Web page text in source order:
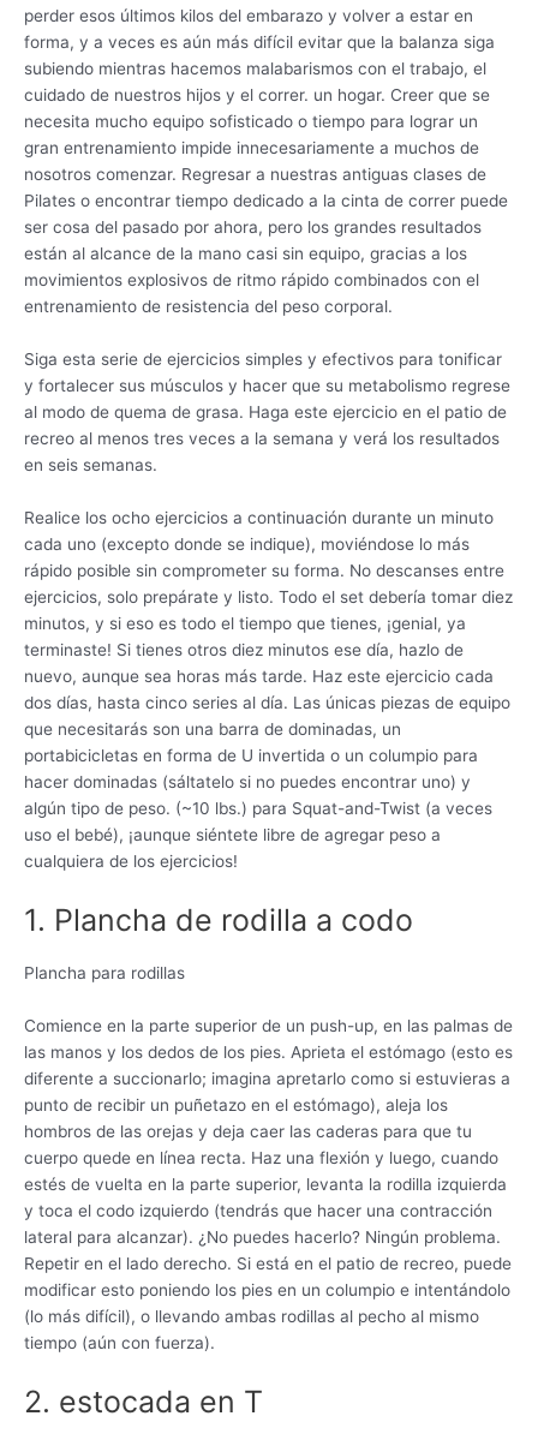
perder esos últimos kilos del embarazo y volver a estar en
forma, y ​​a veces es aún más difícil evitar que la balanza siga
subiendo mientras hacemos malabarismos con el trabajo, el
cuidado de nuestros hijos y el correr. un hogar. Creer que se
necesita mucho equipo sofisticado o tiempo para lograr un
gran entrenamiento impide innecesariamente a muchos de
nosotros comenzar. Regresar a nuestras antiguas clases de
Pilates o encontrar tiempo dedicado a la cinta de correr puede
ser cosa del pasado por ahora, pero los grandes resultados
están al alcance de la mano casi sin equipo, gracias a los
movimientos explosivos de ritmo rápido combinados con el
entrenamiento de resistencia del peso corporal.
Siga esta serie de ejercicios simples y efectivos para tonificar
y fortalecer sus músculos y hacer que su metabolismo regrese
al modo de quema de grasa. Haga este ejercicio en el patio de
recreo al menos tres veces a la semana y verá los resultados
en seis semanas.
Realice los ocho ejercicios a continuación durante un minuto
cada uno (excepto donde se indique), moviéndose lo más
rápido posible sin comprometer su forma. No descanses entre
ejercicios, solo prepárate y listo. Todo el set debería tomar diez
minutos, y si eso es todo el tiempo que tienes, ¡genial, ya
terminaste! Si tienes otros diez minutos ese día, hazlo de
nuevo, aunque sea horas más tarde. Haz este ejercicio cada
dos días, hasta cinco series al día. Las únicas piezas de equipo
que necesitarás son una barra de dominadas, un
portabicicletas en forma de U invertida o un columpio para
hacer dominadas (sáltatelo si no puedes encontrar uno) y
algún tipo de peso. (~10 lbs.) para Squat-and-Twist (a veces
uso el bebé), ¡aunque siéntete libre de agregar peso a
cualquiera de los ejercicios!
1. Plancha de rodilla a codo
Plancha para rodillas
Comience en la parte superior de un push-up, en las palmas de
las manos y los dedos de los pies. Aprieta el estómago (esto es
diferente a succionarlo; imagina apretarlo como si estuvieras a
punto de recibir un puñetazo en el estómago), aleja los
hombros de las orejas y deja caer las caderas para que tu
cuerpo quede en línea recta. Haz una flexión y luego, cuando
estés de vuelta en la parte superior, levanta la rodilla izquierda
y toca el codo izquierdo (tendrás que hacer una contracción
lateral para alcanzar). ¿No puedes hacerlo? Ningún problema.
Repetir en el lado derecho. Si está en el patio de recreo, puede
modificar esto poniendo los pies en un columpio e intentándolo
(lo más difícil), o llevando ambas rodillas al pecho al mismo
tiempo (aún con fuerza).
2. estocada en T